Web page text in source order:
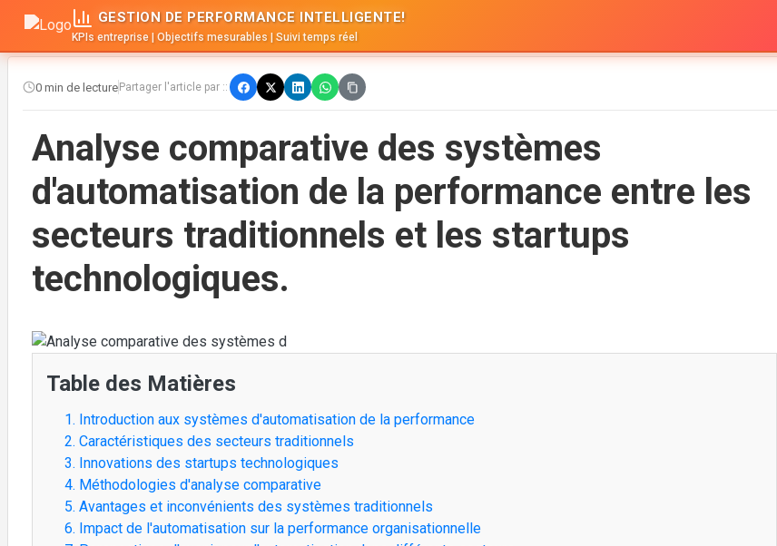
GESTION DE PERFORMANCE INTELLIGENTE!
KPIs entreprise | Objectifs mesurables | Suivi temps réel
0 min de lecture Partager l'article par ::
Analyse comparative des systèmes
d'automatisation de la performance entre les
secteurs traditionnels et les startups
technologiques.
Table des Matières
1. Introduction aux systèmes d'automatisation de la performance
2. Caractéristiques des secteurs traditionnels
3. Innovations des startups technologiques
4. Méthodologies d'analyse comparative
5. Avantages et inconvénients des systèmes traditionnels
6. Impact de l'automatisation sur la performance organisationnelle